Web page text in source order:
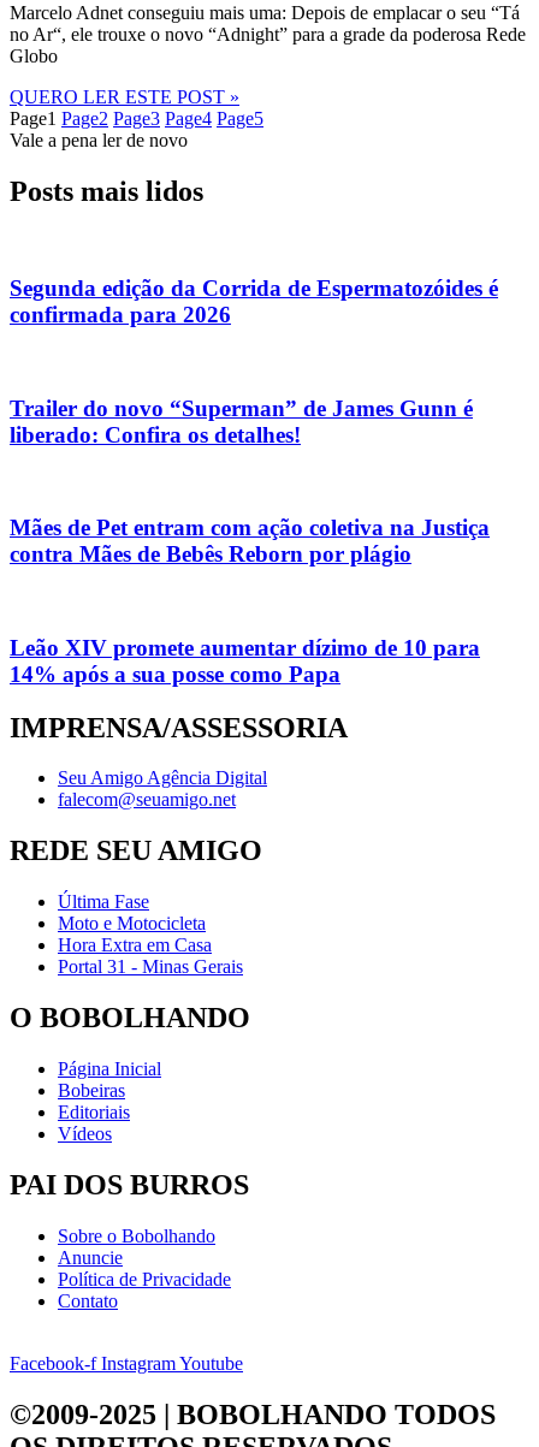
Marcelo Adnet conseguiu mais uma: Depois de emplacar o seu “Tá
no Ar“, ele trouxe o novo “Adnight” para a grade da poderosa Rede
Globo
QUERO LER ESTE POST »
Page1 Page2 Page3 Page4 Page5
Vale a pena ler de novo
Posts mais lidos
Segunda edição da Corrida de Espermatozóides é
confirmada para 2026
Trailer do novo “Superman” de James Gunn é
liberado: Confira os detalhes!
Mães de Pet entram com ação coletiva na Justiça
contra Mães de Bebês Reborn por plágio
Leão XIV promete aumentar dízimo de 10 para
14% após a sua posse como Papa
IMPRENSA/ASSESSORIA
Seu Amigo Agência Digital
falecom@seuamigo.net
REDE SEU AMIGO
Última Fase
Moto e Motocicleta
Hora Extra em Casa
Portal 31 - Minas Gerais
O BOBOLHANDO
Página Inicial
Bobeiras
Editoriais
Vídeos
PAI DOS BURROS
Sobre o Bobolhando
Anuncie
Política de Privacidade
Contato
Facebook-f InstagramYoutube
©2009-2025 | BOBOLHANDO TODOS